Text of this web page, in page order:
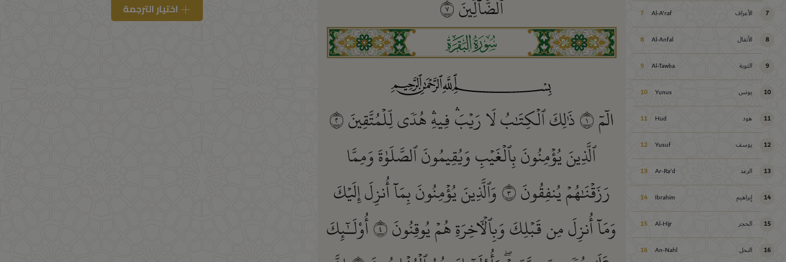
7 الأعراف Al-A'raf
7
8 الأنفال Al-Anfal
8
9 التوبة Al-Tawba
9
10 يونس Yunus
10
11 هود Hud
11
12 يوسف Yusuf
12
13 الرعد Ar-Ra'd
13
14 إبراهيم Ibrahim
14
15 الحجر Al-Hijr
15
16 النحل An-Nahl
16
ٱلضَّآلِّينَ٧
ﮎ
الٓمٓ١ذَٰلِكَ ٱلۡكِتَٰبُ لَا رَيۡبَۛ فِيهِۛ هُدٗى لِّلۡمُتَّقِينَ٢
ٱلَّذِينَ يُؤۡمِنُونَ بِٱلۡغَيۡبِ وَيُقِيمُونَ ٱلصَّلَوٰةَ وَمِمَّا
رَزَقۡنَٰهُمۡ يُنفِقُونَ٣وَٱلَّذِينَ يُؤۡمِنُونَ بِمَآ أُنزِلَ إِلَيۡكَ
وَمَآ أُنزِلَ مِن قَبۡلِكَ وَبِٱلۡأٓخِرَةِ هُمۡ يُوقِنُونَ٤أُوْلَـٰٓئِكَ
اختيار الترجمة